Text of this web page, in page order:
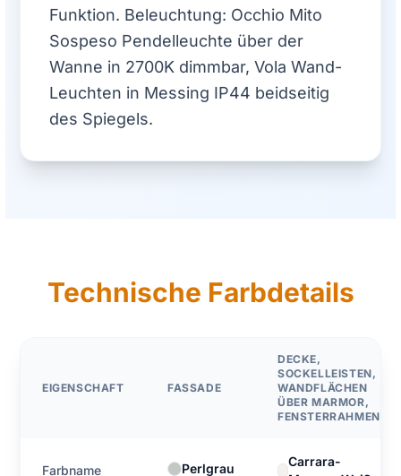
Funktion. Beleuchtung: Occhio Mito
Sospeso Pendelleuchte über der
Wanne in 2700K dimmbar, Vola Wand-
Leuchten in Messing IP44 beidseitig
des Spiegels.
Technische Farbdetails
EIGENSCHAFT FASSADE
DECKE,
SOCKELLEISTEN,
WANDFLÄCHEN
ÜBER MARMOR,
FENSTERRAHMEN
Farbname Perlgrau
Carrara-